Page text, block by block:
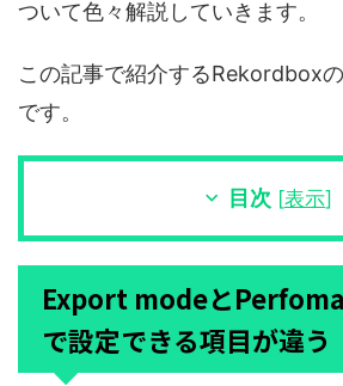
ついて色々解説していきます。
この記事で紹介するRekordbox
です。
目次 [表示]
Export modeと
で設定できる項目が違う